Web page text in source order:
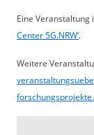
Eine Veranstaltung
Center 5G.NRW‘.
Weitere